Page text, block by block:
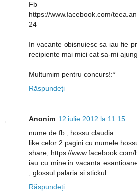
Fb
https://www.facebook.com/
24
In vacante obisnuiesc sa iau fie
recipiente mai mici cat sa-mi
Multumim pentru concurs!:*
Răspundeți
Anonim 12 iulie 2012 la 11:15
nume de fb ; hossu claudia
like celor 2 pagini cu numele
share; https://www.facebook.com/
iau cu mine in vacanta
; glossul palaria si stickul
Răspundeți